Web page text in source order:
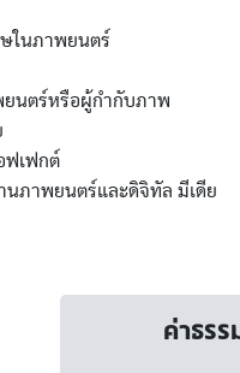
ในภาพยนตร์
ยนตร์หรือผู้กำกับภาพ
ฟเฟกต์
นภาพยนตร์และดิจิทัล มีเดีย
ค่าธร